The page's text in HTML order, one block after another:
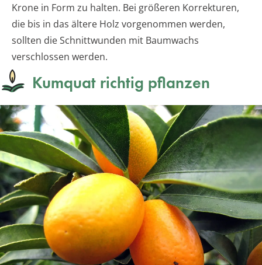
Krone in Form zu halten. Bei größeren Korrekturen,
die bis in das ältere Holz vorgenommen werden,
sollten die Schnittwunden mit Baumwachs
verschlossen werden.
Kumquat richtig pflanzen